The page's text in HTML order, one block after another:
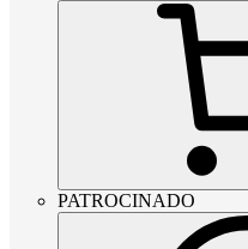
PATROCINADO